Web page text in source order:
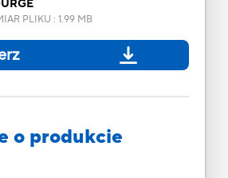
PLIKU : 1.99 MB
o produkcie